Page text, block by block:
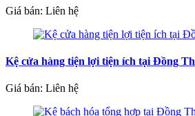
Giá bán: Liên hệ
Kệ cửa hàng tiện lợi tiện ích tại Đồng
Giá bán: Liên hệ